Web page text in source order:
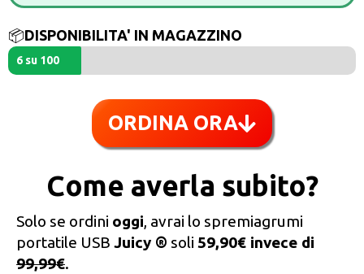
📦DISPONIBILITA' IN MAGAZZINO
6 su 100
ORDINA ORA
Come averla subito?
Solo se ordini oggi, avrai lo spremiagrumi
portatile USB Juicy ® soli 59,90€ invece di
99,99€.